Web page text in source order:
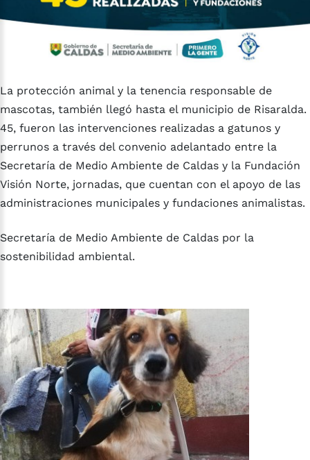
La protección animal y la tenencia responsable de
mascotas, también llegó hasta el municipio de Risaralda.
45, fueron las intervenciones realizadas a gatunos y
perrunos a través del convenio adelantado entre la
Secretaría de Medio Ambiente de Caldas y la Fundación
Visión Norte, jornadas, que cuentan con el apoyo de las
administraciones municipales y fundaciones animalistas.
Secretaría de Medio Ambiente de Caldas por la
sostenibilidad ambiental.